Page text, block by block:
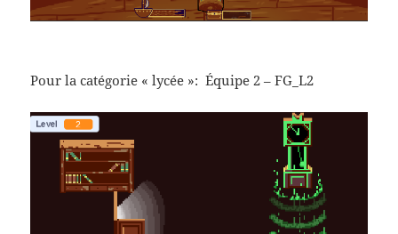
Pour la catégorie « lycée »: Équipe 2 – FG_L2